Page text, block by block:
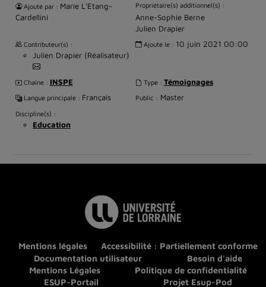
Ajouté par : Marie L'Etang-
Cardellini
Propriétaire(s) additionnel(s) :
Anne-Sophie Berne
Julien Drapier
Contributeur(s) :
Julien Drapier (Réalisateur)
Ajouté le : 10 juin 2021 00:00
Chaîne : INSPE Type : Témoignages
Langue principale : Français Public : Master
Discipline(s) :
Education
Mentions légales
Accessibilité : Partiellement conforme
Documentation utilisateur
Besoin d'aide
Mentions Légales
Politique de confidentialité
ESUP-Portail
Projet Esup-Pod